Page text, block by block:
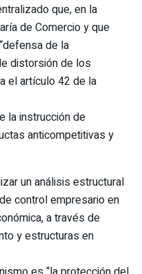
que, en la
de Comercio y que
de la
distorsión de los
el artículo 42 de la
la instrucción de
anticompetitivas y
un análisis estructural
control empresario en
a través de
y estructuras en